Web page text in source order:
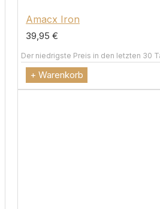
Amacx Iron
39,95 €
Der niedrigste Preis in den letzten 30
+ Warenkorb